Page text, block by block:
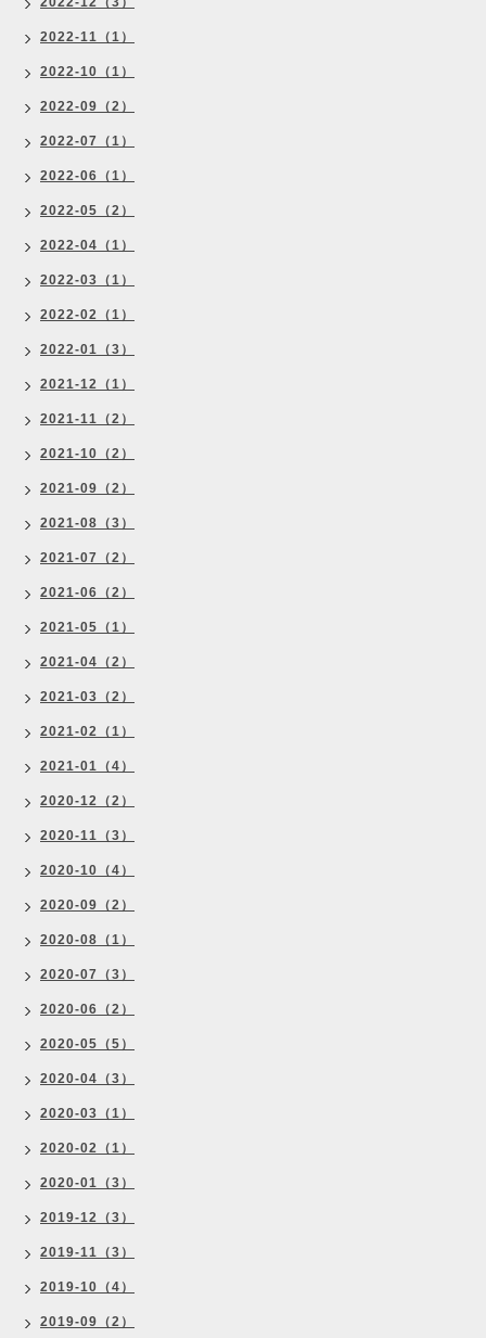
2022-11（1）
2022-10（1）
2022-09（2）
2022-07（1）
2022-06（1）
2022-05（2）
2022-04（1）
2022-03（1）
2022-02（1）
2022-01（3）
2021-12（1）
2021-11（2）
2021-10（2）
2021-09（2）
2021-08（3）
2021-07（2）
2021-06（2）
2021-05（1）
2021-04（2）
2021-03（2）
2021-02（1）
2021-01（4）
2020-12（2）
2020-11（3）
2020-10（4）
2020-09（2）
2020-08（1）
2020-07（3）
2020-06（2）
2020-05（5）
2020-04（3）
2020-03（1）
2020-02（1）
2020-01（3）
2019-12（3）
2019-11（3）
2019-10（4）
2019-09（2）